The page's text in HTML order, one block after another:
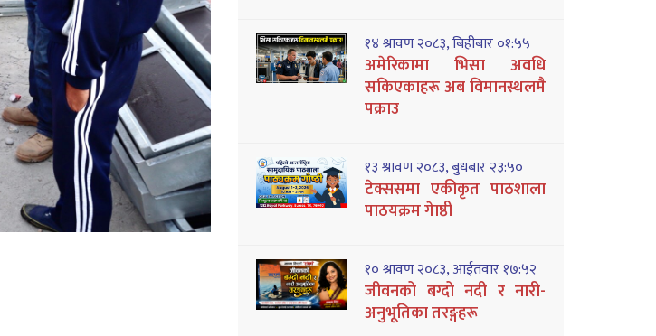
१४ श्रावण २०८३, बिहीबार ०१:५५
अमेरिकामा भिसा अवधि
सकिएकाहरू अब विमानस्थलमै
पक्राउ
१३ श्रावण २०८३, बुधबार २३:५०
टेक्ससमा एकीकृत पाठशाला
पाठयक्रम गेाष्ठी
१० श्रावण २०८३, आईतवार १७:५२
जीवनको बग्दो नदी र नारी-
अनुभूतिका तरङ्गहरू